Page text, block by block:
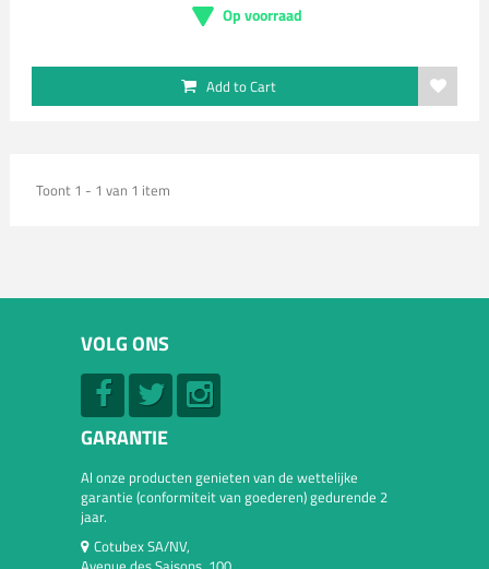
Op voorraad
Add to Cart
Toont 1 - 1 van 1 item
VOLG ONS
GARANTIE
Al onze producten genieten van de wettelijke
garantie (conformiteit van goederen) gedurende 2
jaar.
Cotubex SA/NV,